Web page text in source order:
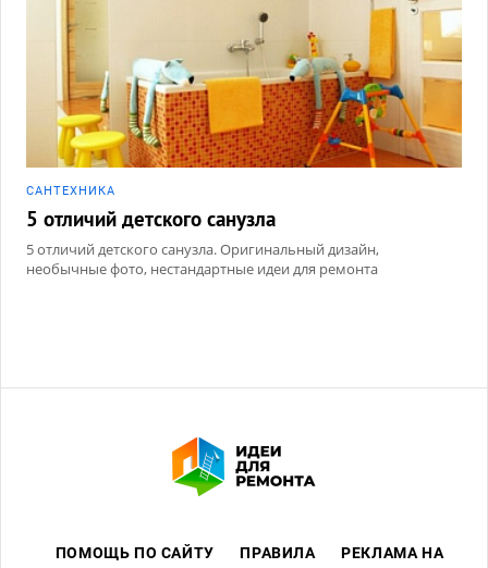
САНТЕХНИКА
5 отличий детского санузла
5 отличий детского санузла. Оригинальный дизайн,
необычные фото, нестандартные идеи для ремонта
ПОМОЩЬ ПО САЙТУ ПРАВИЛА РЕКЛАМА НА